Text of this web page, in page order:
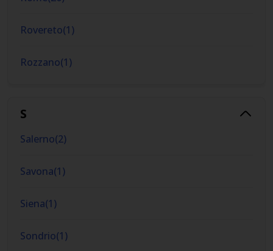
Rovereto(1)
Rozzano(1)
S
Salerno(2)
Savona(1)
Siena(1)
Sondrio(1)